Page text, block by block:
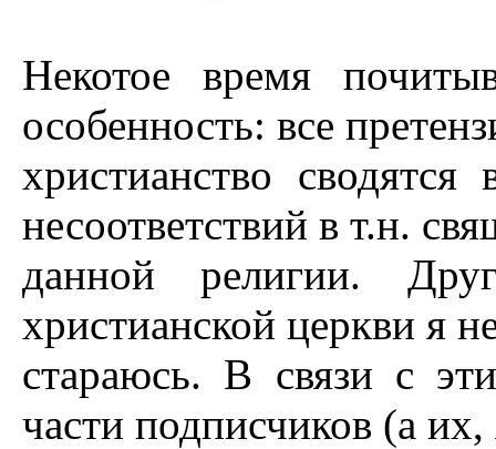
Hекотое время
особенность: все
христианство
несоответствий в т.н.
данной религии.
христианской церкви я
стараюсь. В связи с
части подписчиков (а их,